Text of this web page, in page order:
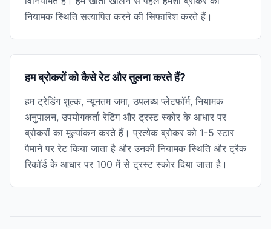
नियामक स्थिति सत्यापित करने की सिफारिश करते हैं।
हम ब्रोकरों को कैसे रेट और तुलना करते हैं?
हम ट्रेडिंग शुल्क, न्यूनतम जमा, उपलब्ध प्लेटफॉर्म, नियामक
अनुपालन, उपयोगकर्ता रेटिंग और ट्रस्ट स्कोर के आधार पर
ब्रोकरों का मूल्यांकन करते हैं। प्रत्येक ब्रोकर को 1-5 स्टार
पैमाने पर रेट किया जाता है और उनकी नियामक स्थिति और ट्रैक
रिकॉर्ड के आधार पर 100 में से ट्रस्ट स्कोर दिया जाता है।